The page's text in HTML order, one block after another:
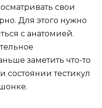
свои
Для этого нужно
с анатомией.
заметить что-то
состоянии тестикул